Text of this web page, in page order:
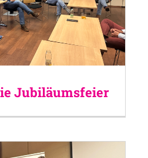
Jubiläumsfeier